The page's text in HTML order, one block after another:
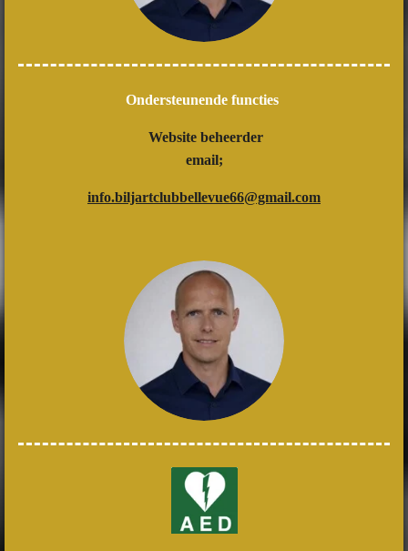
Ondersteunende functies
Website beheerder
email;
info.biljartclubbellevue66@gmail.com